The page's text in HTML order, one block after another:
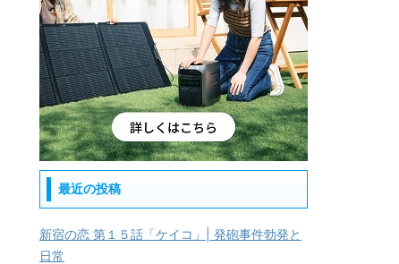
最近の投稿
新宿の恋 第１５話「ケイコ」| 発砲事件勃発と
日常